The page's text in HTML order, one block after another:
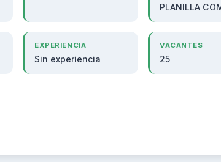
PLANILLA
EXPERIENCIA
Sin experiencia
VACANTES
25